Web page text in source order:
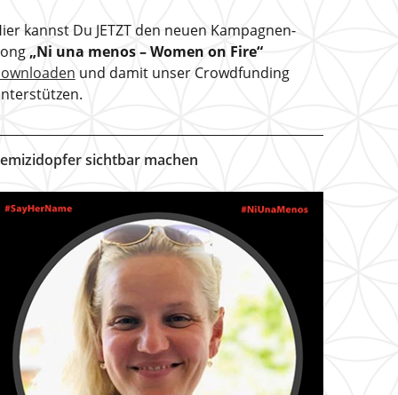
kannst Du JETZT den neuen Kampagnen-
„Ni una menos – Women on Fire“
und damit unser Crowdfunding
sichtbar machen